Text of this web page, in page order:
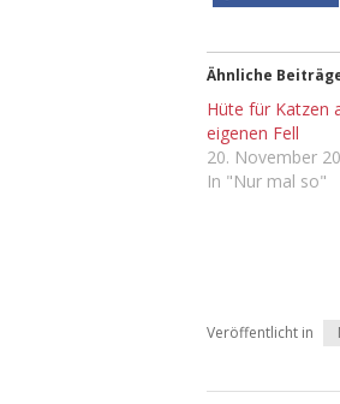
Ähnliche
Hüte für Katzen
eigenen Fell
20. November
In "Nur mal so"
Veröffentlicht in